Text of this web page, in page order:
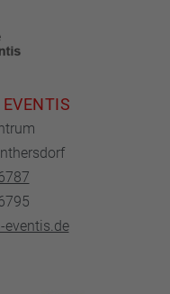
eventis.de